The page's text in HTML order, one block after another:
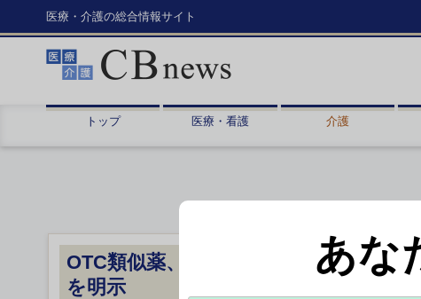
医療・介護の総合情報サイト
トップ 医療・看護 介護
OTC類似薬、追加負担求めない範囲
を明示
あな